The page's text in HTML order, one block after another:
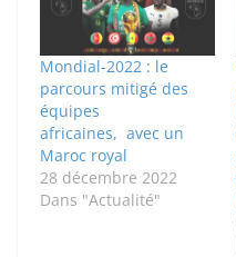
Mondial-2022 : le
parcours mitigé des
équipes
africaines, avec un
Maroc royal
28 décembre 2022
Dans "Actualité"